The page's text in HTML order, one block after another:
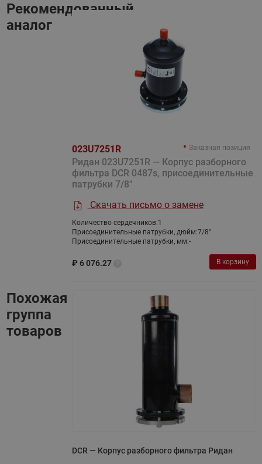
Рекомендованный
аналог
023U7251R
Ридан 023U7251R — Корпус разборного
фильтра DCR 0487s, присоединительные
патрубки 7/8"
Скачать письмо о замене
Количество сердечников:1
Присоединительные патрубки, дюйм:7/8"
Присоединительные патрубки, мм:-
₽ 6 076.27
Заказная позиция
В корзину
Похожая
группа
товаров
DCR — Корпус разборного фильтра Ридан